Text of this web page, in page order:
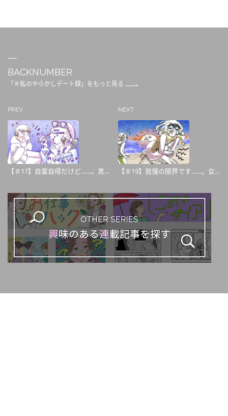
BACKNUMBER
「＃私のやらかしデート録」をもっと見る
PREV
【＃17】自業自得だけど……。男...
NEXT
【＃19】我慢の限界です……。女...